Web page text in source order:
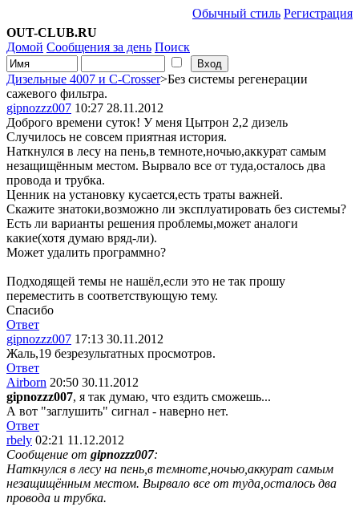
Обычный стиль Регистрация
OUT-CLUB.RU
Домой Сообщения за день Поиск
Дизельные 4007 и С-Crosser>Без системы регенерации
сажевого фильтра.
gipnozzz007 10:27 28.11.2012
Доброго времени суток! У меня Цытрон 2,2 дизель
Случилось не совсем приятная история.
Наткнулся в лесу на пень,в темноте,ночью,аккурат самым
незащищённым местом. Вырвало все от туда,осталось два
провода и трубка.
Ценник на установку кусается,есть траты важней.
Скажите знатоки,возможно ли эксплуатировать без системы?
Есть ли варианты решения проблемы,может аналоги
какие(хотя думаю вряд-ли).
Может удалить программно?
Подходящей темы не нашёл,если это не так прошу
переместить в соответствующую тему.
Спасибо
Ответ
gipnozzz007 17:13 30.11.2012
Жаль,19 безрезультатных просмотров.
Ответ
Airborn 20:50 30.11.2012
gipnozzz007, я так думаю, что ездить сможешь...
А вот "заглушить" сигнал - наверно нет.
Ответ
rbely 02:21 11.12.2012
Сообщение от gipnozzz007:
Наткнулся в лесу на пень,в темноте,ночью,аккурат самым
незащищённым местом. Вырвало все от туда,осталось два
провода и трубка.